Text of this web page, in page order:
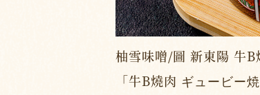
柚雪味噌/圖 新東陽 牛B
「牛B燒肉 ギュービー